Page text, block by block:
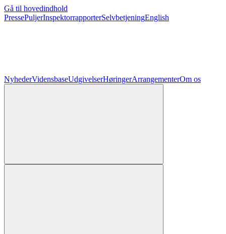
Gå til hovedindhold
PressePuljerInspektorrapporterSelvbetjeningEnglish
NyhederVidensbaseUdgivelserHøringerArrangementerOm os